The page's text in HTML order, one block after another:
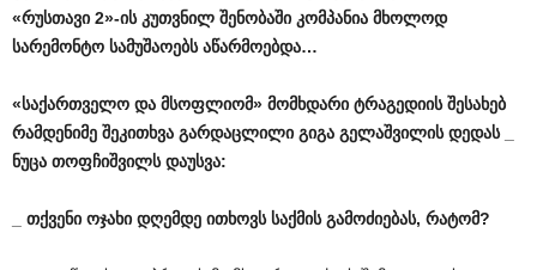
«რუსთავი 2»-ის კუთვნილ შენობაში კომპანია მხოლოდ
სარემონტო სამუშაოებს აწარმოებდა…
«საქართველო და მსოფლიომ» მომხდარი ტრაგედიის შესახებ
რამდენიმე შეკითხვა გარდაცლილი გიგა გელაშვილის დედას_
ნუცა თოფჩიშვილს დაუსვა:
თქვენი ოჯახი დღემდე ითხოვს საქმის გამოძიებას, რატომ?